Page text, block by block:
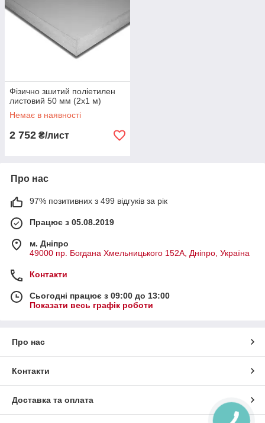
Фізично зшитий поліетилен
листовий 50 мм (2х1 м)
Немає в наявності
2 752 ₴/лист
Про нас
97% позитивних з 499 відгуків за рік
Працює з 05.08.2019
м. Дніпро
49000 пр. Богдана Хмельницького 152А, Дніпро, Україна
Контакти
Сьогодні працює з 09:00 до 13:00
Показати весь графік роботи
Про нас
Контакти
Доставка та оплата